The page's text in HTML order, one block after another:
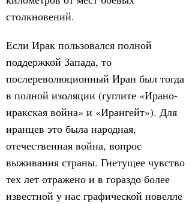
столкновений.
Если Ирак пользовался полной
поддержкой Запада, то
послереволюционный Иран был тогда
в полной изоляции (гуглите «Ирано-
иракская война» и «Ирангейт»). Для
иранцев это была народная,
отечественная война, вопрос
выживания страны. Гнетущее чувство
тех лет отражено и в гораздо более
известной у нас графической новелле